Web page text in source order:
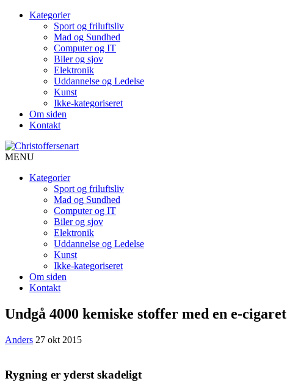
Kategorier
Sport og friluftsliv
Mad og Sundhed
Computer og IT
Biler og sjov
Elektronik
Uddannelse og Ledelse
Kunst
Ikke-kategoriseret
Om siden
Kontakt
MENU
Kategorier
Sport og friluftsliv
Mad og Sundhed
Computer og IT
Biler og sjov
Elektronik
Uddannelse og Ledelse
Kunst
Ikke-kategoriseret
Om siden
Kontakt
Undgå 4000 kemiske stoffer med en e-cigaret
Anders 27 okt 2015
Rygning er yderst skadeligt